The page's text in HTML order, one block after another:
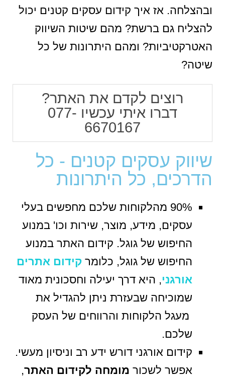
ובהצלחה. אז איך קידום עסקים קטנים יכול
להצליח גם ברשת? מהם שיטות השיווק
האטרקטיביות? ומהם היתרונות של כל
שיטה?
רוצים לקדם את האתר?
דברו איתי עכשיו 077-
6670167
שיווק עסקים קטנים - כל
הדרכים, כל היתרונות
90% מהלקוחות שלכם מחפשים בעלי
עסקים, מידע, מוצר, שירות וכו' במנוע
החיפוש של גוגל. קידום האתר במנוע
החיפוש של גוגל, כלומר קידום אתרים
אורגני, היא דרך יעילה וחסכונית מאוד
שמוכיחה שבעזרת ניתן להגדיל את
מעגל הלקוחות והרווחים של העסק
שלכם.
קידום אורגני דורש ידע רב וניסיון מעשי.
אפשר לשכור מומחה לקידום האתר,